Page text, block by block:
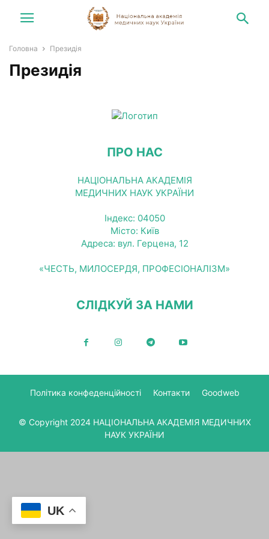
Головна Президія
Президія
ПРО НАС
НАЦІОНАЛЬНА АКАДЕМІЯ
МЕДИЧНИХ НАУК УКРАЇНИ
Індекс: 04050
Місто: Київ
Адреса: вул. Герцена, 12
«ЧЕСТЬ, МИЛОСЕРДЯ, ПРОФЕСІОНАЛІЗМ»
СЛІДКУЙ ЗА НАМИ
Політика конфеденційності Контакти Goodweb
© Copyright 2024 НАЦІОНАЛЬНА АКАДЕМІЯ МЕДИЧНИХ
НАУК УКРАЇНИ
UK